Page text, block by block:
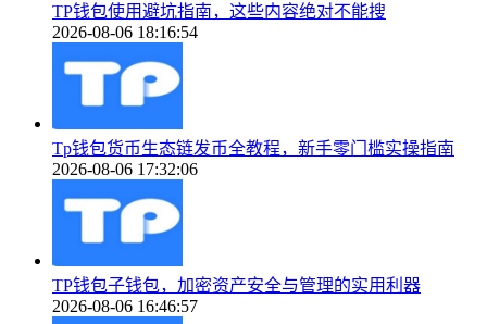
TP钱包使用避坑指南，这些内容绝对不能搜
2026-08-06 18:16:54
Tp钱包货币生态链发币全教程，新手零门槛实操指南
2026-08-06 17:32:06
TP钱包子钱包，加密资产安全与管理的实用利器
2026-08-06 16:46:57